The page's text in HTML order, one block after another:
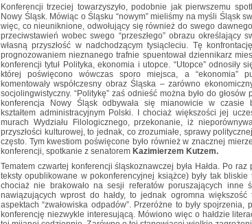
Konferencji trzeciej towarzyszyło, podobnie jak pierwszemu
Nowy Śląsk. Mówiąc o Śląsku “nowym” mieliśmy na myśli Śląsk
więc, co nieuniknione, odwołujący się również do swego
przeciwstawień wobec swego “przeszłego” obrazu określający
własną przyszłość w nadchodzącym tysiącleciu. Tę
prognozowaniem nieznanego trafnie spuentował dziennikarz
konferencji tytuł Polityka, ekonomia i utopce. “Utopce” odnosiły
której poświęcono wówczas sporo miejsca, a “ekonomia”
komentowały współczesny obraz Śląska – zarówno
socjolingwistyczny. “Politykę” zaś odnieść można było do głosów
konferencja Nowy Śląsk odbywała się mianowicie w czasie
kształtem administracyjnym Polski. I chociaż większości jej
murach Wydziału Filologicznego, przekonanie, iż
przyszłości kulturowej, to jednak, co zrozumiałe, sprawy
często. Tym kwestiom poświęcone było również w znacznej
konferencji, spotkanie z senatorem Kazimierzem Kutzem.
Tematem czwartej konferencji śląskoznawczej była Hałda. Po
teksty opublikowane w pokonferencyjnej książce) były tak bliskie
chociaż nie brakowało na sesji referatów poruszających inne
nawiązujących wprost do hałdy, to jednak ogromna większość
aspektach “zwałowiska odpadów”. Przeróżne to były
konferencję niezwykle interesującą. Mówiono więc o hałdzie